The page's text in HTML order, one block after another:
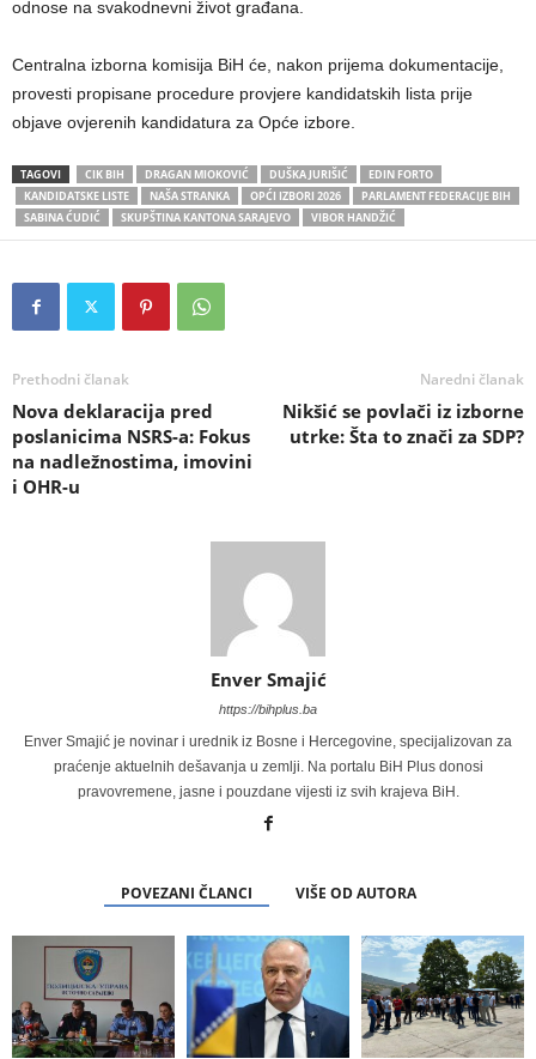
odnose na svakodnevni život građana.
Centralna izborna komisija BiH će, nakon prijema dokumentacije,
provesti propisane procedure provjere kandidatskih lista prije
objave ovjerenih kandidatura za Opće izbore.
TAGOVI CIK BIH DRAGAN MIOKOVIĆ DUŠKA JURIŠIĆ
EDIN FORTO
KANDIDATSKE LISTE
NAŠA STRANKA OPĆI IZBORI 2026
PARLAMENT FEDERACIJE BIH
SABINA ĆUDIĆ
SKUPŠTINA KANTONA SARAJEVO VIBOR HANDŽIĆ
Prethodni članak
Nova deklaracija pred
poslanicima NSRS-a: Fokus
na nadležnostima, imovini
i OHR-u
Naredni članak
Nikšić se povlači iz izborne
utrke: Šta to znači za SDP?
Enver Smajić
https://bihplus.ba
Enver Smajić je novinar i urednik iz Bosne i Hercegovine, specijalizovan za
praćenje aktuelnih dešavanja u zemlji. Na portalu BiH Plus donosi
pravovremene, jasne i pouzdane vijesti iz svih krajeva BiH.
POVEZANI ČLANCI VIŠE OD AUTORA